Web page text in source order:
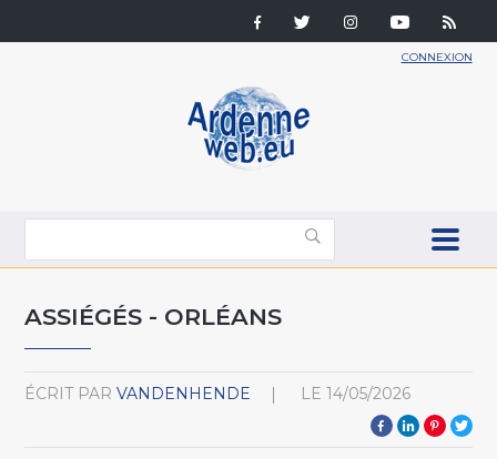
CONNEXION
ASSIÉGÉS - ORLÉANS
ÉCRIT PAR VANDENHENDE LE 14/05/2026